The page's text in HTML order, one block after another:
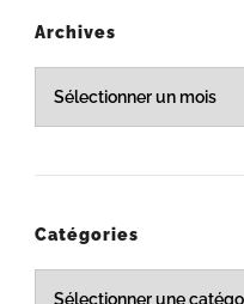
Archives
Archives
Catégories
Catégories